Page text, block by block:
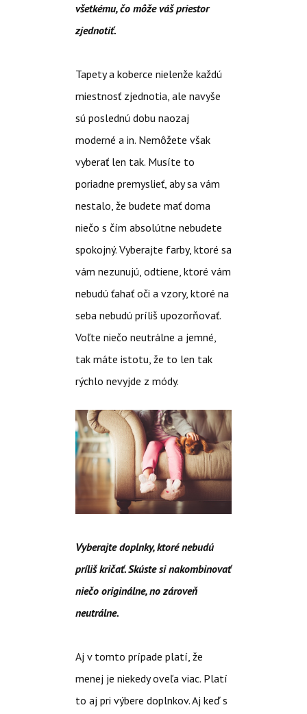
všetkému, čo môže váš priestor
zjednotiť.
Tapety a koberce nielenže každú
miestnosť zjednotia, ale navyše
sú poslednú dobu naozaj
moderné a in. Nemôžete však
vyberať len tak. Musíte to
poriadne premyslieť, aby sa vám
nestalo, že budete mať doma
niečo s čím absolútne nebudete
spokojný. Vyberajte farby, ktoré sa
vám nezunujú, odtiene, ktoré vám
nebudú ťahať oči a vzory, ktoré na
seba nebudú príliš upozorňovať.
Voľte niečo neutrálne a jemné,
tak máte istotu, že to len tak
rýchlo nevyjde z módy.
Vyberajte doplnky, ktoré nebudú
príliš kričať. Skúste si nakombinovať
niečo originálne, no zároveň
neutrálne.
Aj v tomto prípade platí, že
menej je niekedy oveľa viac. Platí
to aj pri výbere doplnkov. Aj keď s